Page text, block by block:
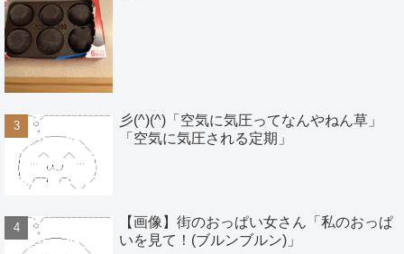
彡(^)(^)「空気に気圧ってなんやねん草」
「空気に気圧される定期」
【画像】街のおっぱい女さん「私のおっぱ
いを見て！(ブルンブルン)」